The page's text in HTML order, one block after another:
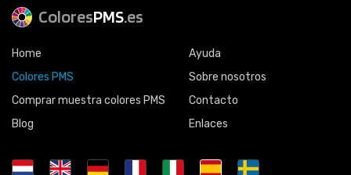
ColoresPMS.es
Home
Colores PMS
Comprar muestra colores PMS
Blog
Ayuda
Sobre nosotros
Contacto
Enlaces